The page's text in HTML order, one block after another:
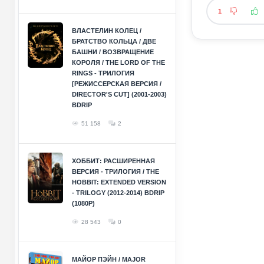
ВЛАСТЕЛИН КОЛЕЦ /
БРАТСТВО КОЛЬЦА / ДВЕ
БАШНИ / ВОЗВРАЩЕНИЕ
КОРОЛЯ / THE LORD OF THE
RINGS - ТРИЛОГИЯ
[РЕЖИССЕРСКАЯ ВЕРСИЯ /
DIRECTOR'S CUT] (2001-2003)
BDRIP
51 158 2
ХОББИТ: РАСШИРЕННАЯ
ВЕРСИЯ - ТРИЛОГИЯ / THE
HOBBIT: EXTENDED VERSION
- TRILOGY (2012-2014) BDRIP
(1080P)
28 543 0
МАЙОР ПЭЙН / MAJOR
1